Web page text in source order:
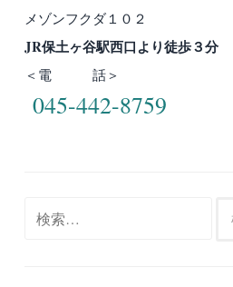
メゾンフクダ１０２
JR保土ヶ谷駅西口より徒歩３分
＜電 話＞
045-442-8759